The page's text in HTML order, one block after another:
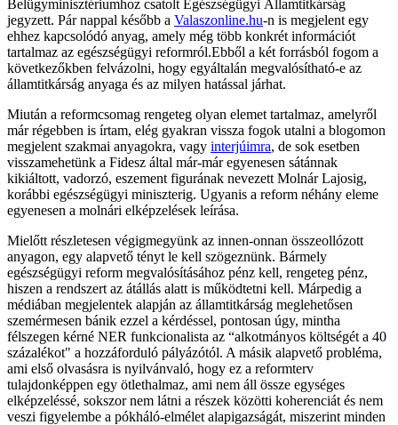
Belügyminisztériumhoz csatolt Egészségügyi Államtitkárság
jegyzett. Pár nappal később a Valaszonline.hu-n is megjelent egy
ehhez kapcsolódó anyag, amely még több konkrét információt
tartalmaz az egészségügyi reformról.Ebből a két forrásból fogom a
következőkben felvázolni, hogy egyáltalán megvalósítható-e az
államtitkárság anyaga és az milyen hatással járhat.
Miután a reformcsomag rengeteg olyan elemet tartalmaz, amelyről
már régebben is írtam, elég gyakran vissza fogok utalni a blogomon
megjelent szakmai anyagokra, vagy interjúimra, de sok esetben
visszamehetünk a Fidesz által már-már egyenesen sátánnak
kikiáltott, vadorzó, eszement figurának nevezett Molnár Lajosig,
korábbi egészségügyi miniszterig. Ugyanis a reform néhány eleme
egyenesen a molnári elképzelések leírása.
Mielőtt részletesen végigmegyünk az innen-onnan összeollózott
anyagon, egy alapvető tényt le kell szögeznünk. Bármely
egészségügyi reform megvalósításához pénz kell, rengeteg pénz,
hiszen a rendszert az átállás alatt is működtetni kell. Márpedig a
médiában megjelentek alapján az államtitkárság meglehetősen
szemérmesen bánik ezzel a kérdéssel, pontosan úgy, mintha
félszegen kérné NER funkcionalista az “alkotmányos költségét a 40
százalékot" a hozzáforduló pályázótól. A másik alapvető probléma,
ami első olvasásra is nyilvánvaló, hogy ez a reformterv
tulajdonképpen egy ötlethalmaz, ami nem áll össze egységes
elképzeléssé, sokszor nem látni a részek közötti koherenciát és nem
veszi figyelembe a pókháló-elmélet alapigazságát, miszerint minden